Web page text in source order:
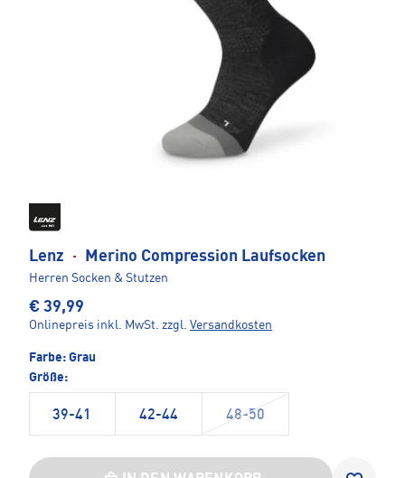
Lenz · Merino Compression Laufsocken
Herren Socken & Stutzen
€ 39,99
Onlinepreis inkl. MwSt. zzgl. Versandkosten
Farbe: Grau
Größe:
39-41 42-44 48-50